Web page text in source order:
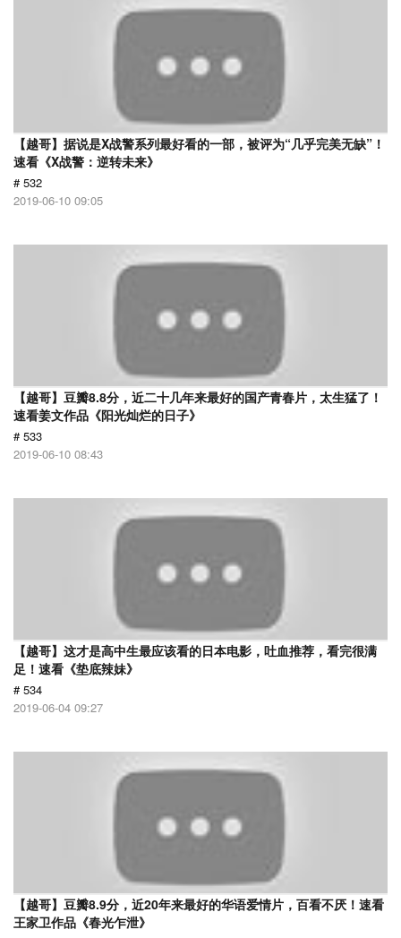
【越哥】据说是X战警系列最好看的一部，被评为“几乎完美无缺”！
速看《X战警：逆转未来》
# 532
2019-06-10 09:05
【越哥】豆瓣8.8分，近二十几年来最好的国产青春片，太生猛了！
速看姜文作品《阳光灿烂的日子》
# 533
2019-06-10 08:43
【越哥】这才是高中生最应该看的日本电影，吐血推荐，看完很满
足！速看《垫底辣妹》
# 534
2019-06-04 09:27
【越哥】豆瓣8.9分，近20年来最好的华语爱情片，百看不厌！速看
王家卫作品《春光乍泄》